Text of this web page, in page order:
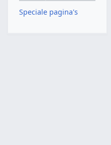
Speciale pagina's